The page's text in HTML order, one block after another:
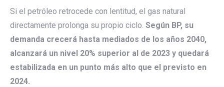
Si el petróleo retrocede con lentitud, el gas natural
directamente prolonga su propio ciclo. Según BP, su
demanda crecerá hasta mediados de los años 2040,
alcanzará un nivel 20% superior al de 2023 y quedará
estabilizada en un punto más alto que el previsto en
2024.